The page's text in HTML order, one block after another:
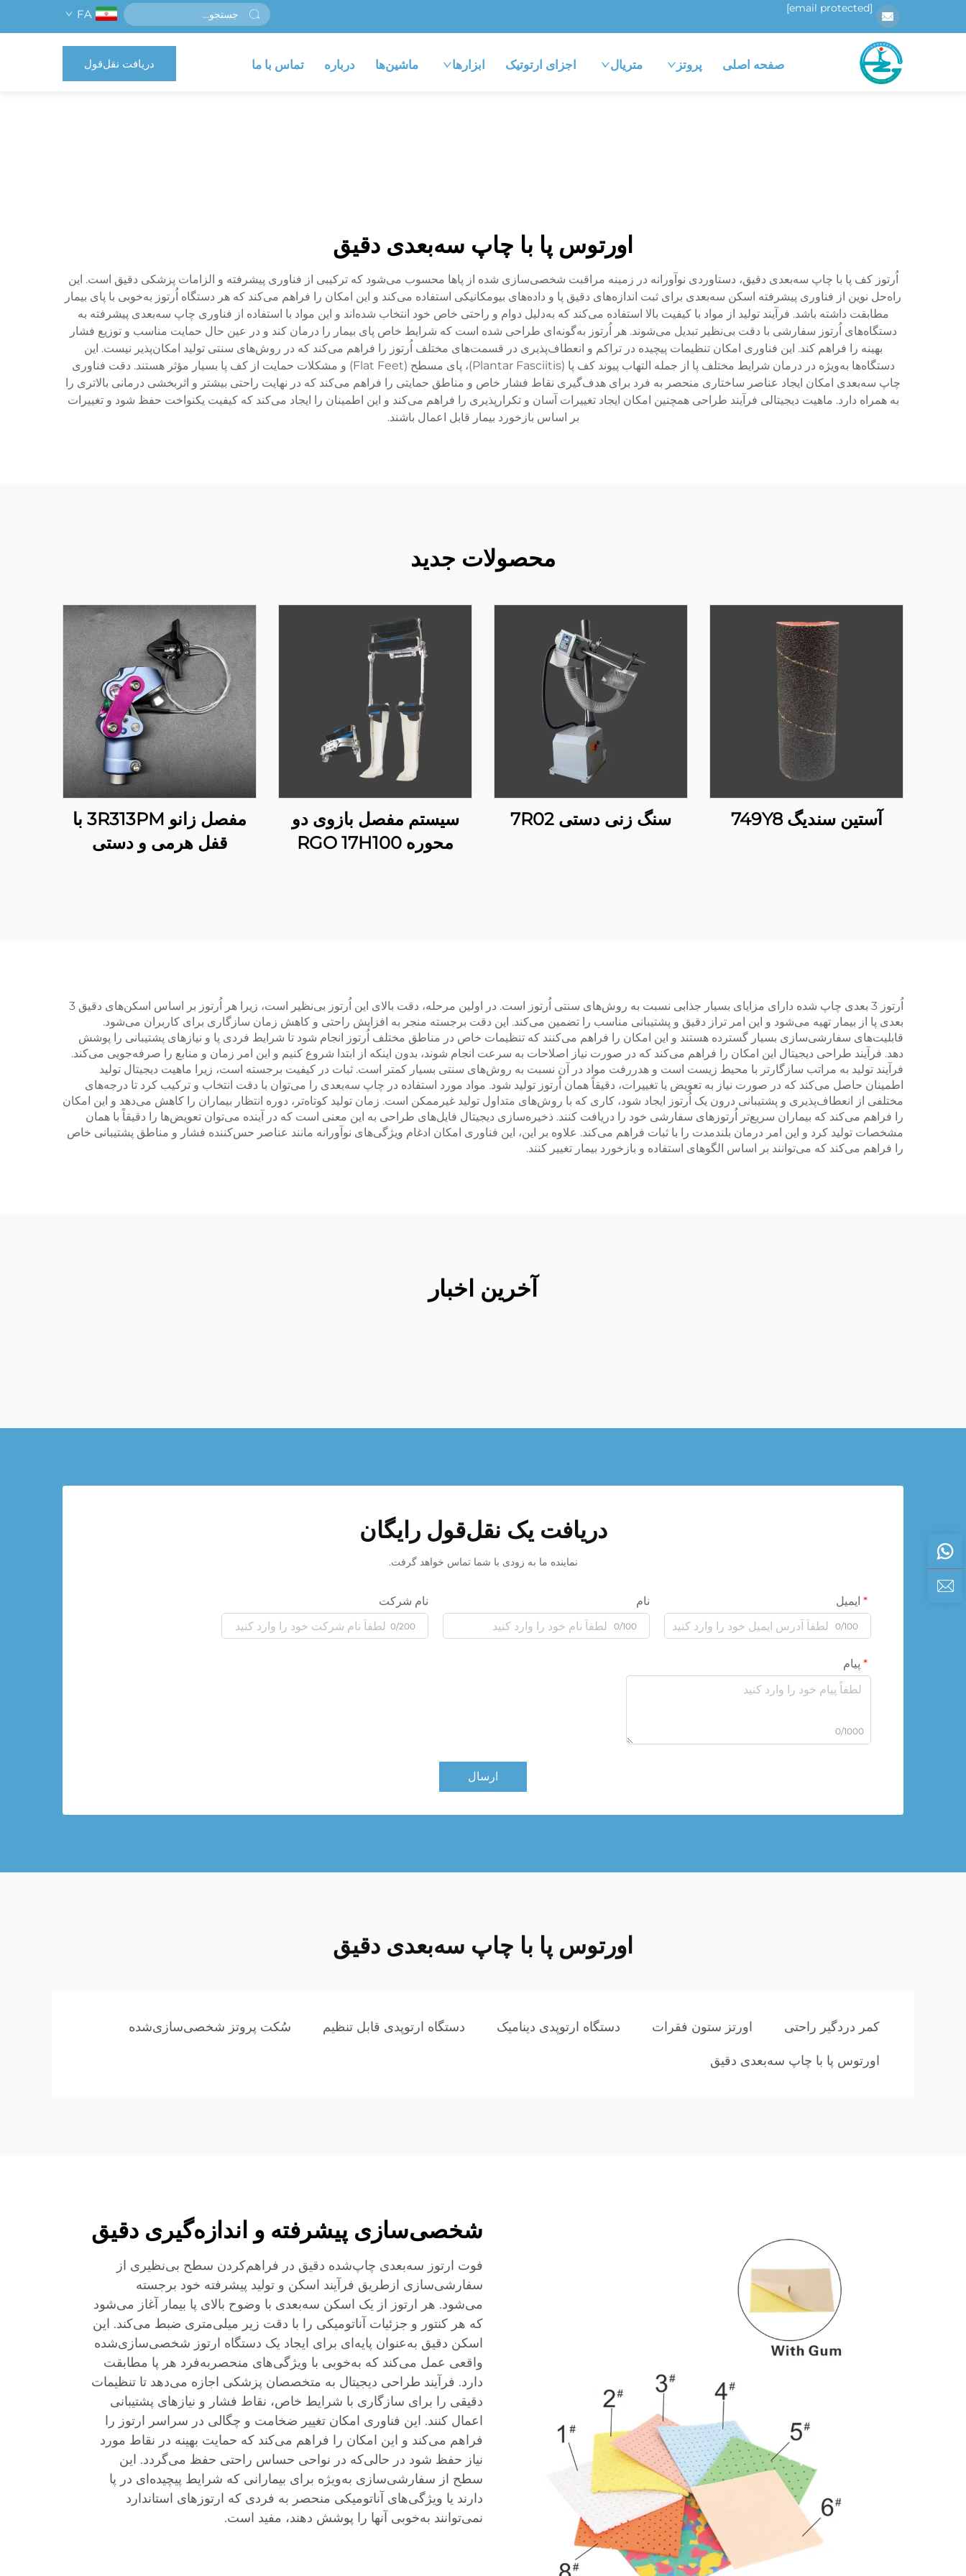
[email protected]
FA
صفحه اصلی پروتز متریال اجزای ارتوتیک ابزارها ماشین‌ها درباره تماس با ما دریافت نقل‌قول
اورتوس پا با چاپ سه‌بعدی دقیق
اُرتوز کف پا با چاپ سه‌بعدی دقیق، دستاوردی نوآورانه در زمینه مراقبت شخصی‌سازی شده از پاها محسوب می‌شود که ترکیبی از فناوری پیشرفته و الزامات پزشکی دقیق است. این
راه‌حل نوین از فناوری پیشرفته اسکن سه‌بعدی برای ثبت اندازه‌های دقیق پا و داده‌های بیومکانیکی استفاده می‌کند و این امکان را فراهم می‌کند که هر دستگاه اُرتوز به‌خوبی با پای بیمار
مطابقت داشته باشد. فرآیند تولید از مواد با کیفیت بالا استفاده می‌کند که به‌دلیل دوام و راحتی خاص خود انتخاب شده‌اند و این مواد با استفاده از فناوری چاپ سه‌بعدی پیشرفته به
دستگاه‌های اُرتوز سفارشی با دقت بی‌نظیر تبدیل می‌شوند. هر اُرتوز به‌گونه‌ای طراحی شده است که شرایط خاص پای بیمار را درمان کند و در عین حال حمایت مناسب و توزیع فشار
بهینه را فراهم کند. این فناوری امکان تنظیمات پیچیده در تراکم و انعطاف‌پذیری در قسمت‌های مختلف اُرتوز را فراهم می‌کند که در روش‌های سنتی تولید امکان‌پذیر نیست. این
دستگاه‌ها به‌ویژه در درمان شرایط مختلف پا از جمله التهاب پیوند کف پا (Plantar Fasciitis)، پای مسطح (Flat Feet) و مشکلات حمایت از کف پا بسیار مؤثر هستند. دقت فناوری
چاپ سه‌بعدی امکان ایجاد عناصر ساختاری منحصر به فرد برای هدف‌گیری نقاط فشار خاص و مناطق حمایتی را فراهم می‌کند که در نهایت راحتی بیشتر و اثربخشی درمانی بالاتری را
به همراه دارد. ماهیت دیجیتالی فرآیند طراحی همچنین امکان ایجاد تغییرات آسان و تکرارپذیری را فراهم می‌کند و این اطمینان را ایجاد می‌کند که کیفیت یکنواخت حفظ شود و تغییرات
بر اساس بازخورد بیمار قابل اعمال باشند.
محصولات جدید
آستین سندیگ 749Y8 سنگ زنی دستی 7R02
سیستم مفصل بازوی دو
محوره RGO 17H100
مفصل زانو 3R313PM با
قفل هرمی و دستی
اُرتوز 3 بعدی چاپ شده دارای مزایای بسیار جذابی نسبت به روش‌های سنتی اُرتوز است. در اولین مرحله، دقت بالای این اُرتوز بی‌نظیر است، زیرا هر اُرتوز بر اساس اسکن‌های دقیق 3
بعدی پا از بیمار تهیه می‌شود و این امر تراز دقیق و پشتیبانی مناسب را تضمین می‌کند. این دقت برجسته منجر به افزایش راحتی و کاهش زمان سازگاری برای کاربران می‌شود.
قابلیت‌های سفارشی‌سازی بسیار گسترده هستند و این امکان را فراهم می‌کنند که تنظیمات خاص در مناطق مختلف اُرتوز انجام شود تا شرایط فردی پا و نیازهای پشتیبانی را پوشش
دهد. فرآیند طراحی دیجیتال این امکان را فراهم می‌کند که در صورت نیاز اصلاحات به سرعت انجام شوند، بدون اینکه از ابتدا شروع کنیم و این امر زمان و منابع را صرفه‌جویی می‌کند.
فرآیند تولید به مراتب سازگارتر با محیط زیست است و هدررفت مواد در آن نسبت به روش‌های سنتی بسیار کمتر است. ثبات در کیفیت برجسته است، زیرا ماهیت دیجیتال تولید
اطمینان حاصل می‌کند که در صورت نیاز به تعویض یا تغییرات، دقیقاً همان اُرتوز تولید شود. مواد مورد استفاده در چاپ سه‌بعدی را می‌توان با دقت انتخاب و ترکیب کرد تا درجه‌های
مختلفی از انعطاف‌پذیری و پشتیبانی درون یک اُرتوز ایجاد شود، کاری که با روش‌های متداول تولید غیرممکن است. زمان تولید کوتاه‌تر، دوره انتظار بیماران را کاهش می‌دهد و این امکان
را فراهم می‌کند که بیماران سریع‌تر اُرتوزهای سفارشی خود را دریافت کنند. ذخیره‌سازی دیجیتال فایل‌های طراحی به این معنی است که در آینده می‌توان تعویض‌ها را دقیقاً با همان
مشخصات تولید کرد و این امر درمان بلندمدت را با ثبات فراهم می‌کند. علاوه بر این، این فناوری امکان ادغام ویژگی‌های نوآورانه مانند عناصر حس‌کننده فشار و مناطق پشتیبانی خاص
را فراهم می‌کند که می‌توانند بر اساس الگوهای استفاده و بازخورد بیمار تغییر کنند.
آخرین اخبار
دریافت یک نقل‌قول رایگان
نماینده ما به زودی با شما تماس خواهد گرفت.
ایمیل
0/100
نام
0/100
نام شرکت
0/200
پیام
0/1000
ارسال
اورتوس پا با چاپ سه‌بعدی دقیق
کمر دردگیر راحتی اورتز ستون فقرات دستگاه ارتوپدی دینامیک دستگاه ارتوپدی قابل تنظیم سُکت پروتز شخصی‌سازی‌شده
اورتوس پا با چاپ سه‌بعدی دقیق
شخصی‌سازی پیشرفته و اندازه‌گیری دقیق
فوت ارتوز سه‌بعدی چاپ‌شده دقیق در فراهم‌کردن سطح بی‌نظیری از
سفارشی‌سازی ازطریق فرآیند اسکن و تولید پیشرفته خود برجسته
می‌شود. هر ارتوز از یک اسکن سه‌بعدی با وضوح بالای پا بیمار آغاز می‌شود
که هر کنتور و جزئیات آناتومیکی را با دقت زیر میلی‌متری ضبط می‌کند. این
اسکن دقیق به‌عنوان پایه‌ای برای ایجاد یک دستگاه ارتوز شخصی‌سازی‌شده
واقعی عمل می‌کند که به‌خوبی با ویژگی‌های منحصربه‌فرد هر پا مطابقت
دارد. فرآیند طراحی دیجیتال به متخصصان پزشکی اجازه می‌دهد تا تنظیمات
دقیقی را برای سازگاری با شرایط خاص، نقاط فشار و نیازهای پشتیبانی
اعمال کنند. این فناوری امکان تغییر ضخامت و چگالی در سراسر ارتوز را
فراهم می‌کند و این امکان را فراهم می‌کند که حمایت بهینه در نقاط مورد
نیاز حفظ شود در حالی‌که در نواحی حساس راحتی حفظ می‌گردد. این
سطح از سفارشی‌سازی به‌ویژه برای بیمارانی که شرایط پیچیده‌ای در پا
دارند یا ویژگی‌های آناتومیکی منحصر به فردی که ارتوزهای استاندارد
نمی‌توانند به‌خوبی آنها را پوشش دهند، مفید است.